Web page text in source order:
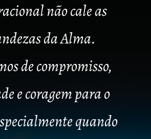
não cale as
da Alma.
de compromisso,
e coragem para o
quando